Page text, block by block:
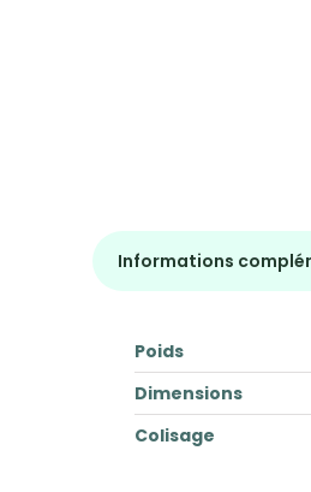
Informations
Poids
Dimensions
Colisage